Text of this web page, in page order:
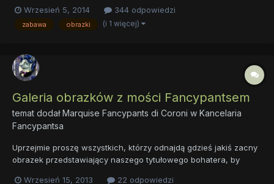
zacznę:
Wrzesień 5, 2014 344 odpowiedzi
zabawa obrazki (i 1 więcej)
Galeria obrazków z mości Fancypantsem
temat dodałMarquise Fancypants di Coroni w Kancelaria
Fancypantsa
Uprzejmie proszę wszystkich, którzy odnajdą gdzieś jakiś zacny
obrazek przedstawiający naszego tytułowego bohatera, by
Wrzesień 15, 2013
22 odpowiedzi